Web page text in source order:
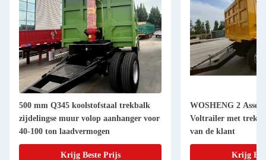
koolstofstaal trekbalk
volop aanhanger voor
Krijg Beste Prijs
WOSHENG 2 Assen vrachtvervoer
Voltrailer met trekbalk en op verzoek
Krijg Beste Prijs